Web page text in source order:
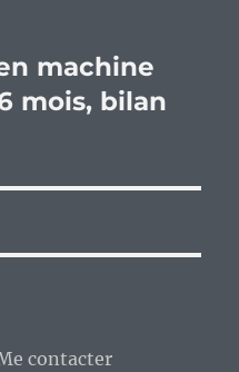
machine
mois, bilan
contacter